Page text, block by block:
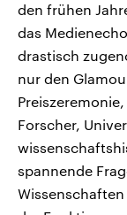
den frühen
das
drastisch
nur den
Forscher,
spannende